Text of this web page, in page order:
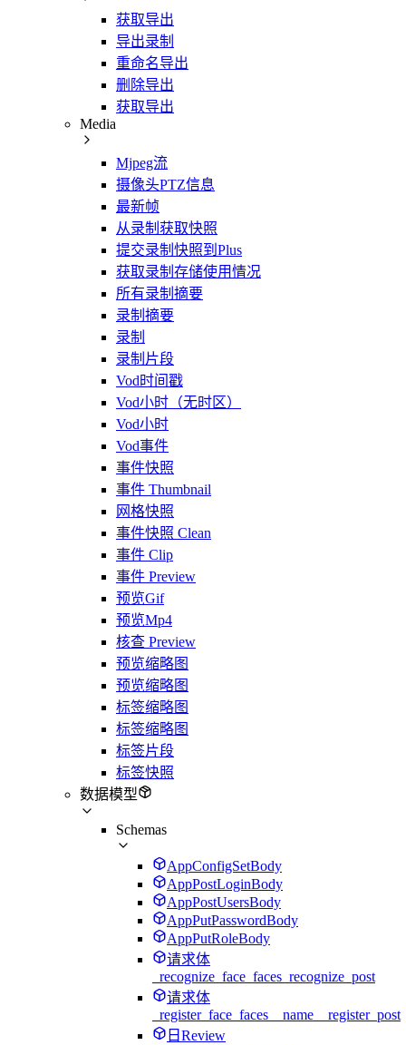
获取导出
导出录制
重命名导出
删除导出
获取导出
Media
Mjpeg流
摄像头PTZ信息
最新帧
从录制获取快照
提交录制快照到Plus
获取录制存储使用情况
所有录制摘要
录制摘要
录制
录制片段
Vod时间戳
Vod小时（无时区）
Vod小时
Vod事件
事件快照
事件 Thumbnail
网格快照
事件快照 Clean
事件 Clip
事件 Preview
预览Gif
预览Mp4
核查 Preview
预览缩略图
预览缩略图
标签缩略图
标签缩略图
标签片段
标签快照
数据模型
Schemas
AppConfigSetBody
AppPostLoginBody
AppPostUsersBody
AppPutPasswordBody
AppPutRoleBody
请求体
_recognize_face_faces_recognize_post
请求体
_register_face_faces__name__register_post
日Review